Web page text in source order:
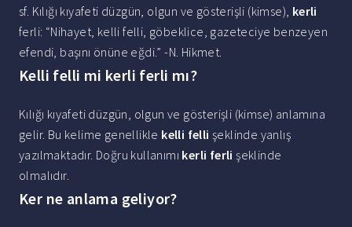
sf. Kılığı kıyafeti düzgün, olgun ve gösterişli (kimse), kerli
ferli: “Nihayet, kelli felli, göbeklice, gazeteciye benzeyen
efendi, başını önüne eğdi.” -N. Hikmet.
Kelli felli mi kerli ferli mı?
Kılığı kıyafeti düzgün, olgun ve gösterişli (kimse) anlamına
gelir. Bu kelime genellikle kelli felli şeklinde yanlış
yazılmaktadır. Doğru kullanımı kerli ferli şeklinde
olmalıdır.
Ker ne anlama geliyor?